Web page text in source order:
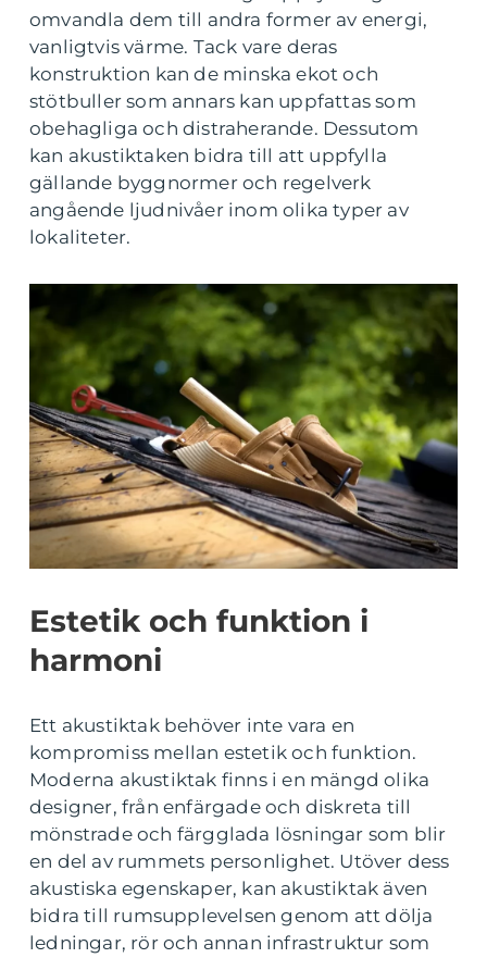
omvandla dem till andra former av energi,
vanligtvis värme. Tack vare deras
konstruktion kan de minska ekot och
stötbuller som annars kan uppfattas som
obehagliga och distraherande. Dessutom
kan akustiktaken bidra till att uppfylla
gällande byggnormer och regelverk
angående ljudnivåer inom olika typer av
lokaliteter.
Estetik och funktion i
harmoni
Ett akustiktak behöver inte vara en
kompromiss mellan estetik och funktion.
Moderna akustiktak finns i en mängd olika
designer, från enfärgade och diskreta till
mönstrade och färgglada lösningar som blir
en del av rummets personlighet. Utöver dess
akustiska egenskaper, kan akustiktak även
bidra till rumsupplevelsen genom att dölja
ledningar, rör och annan infrastruktur som